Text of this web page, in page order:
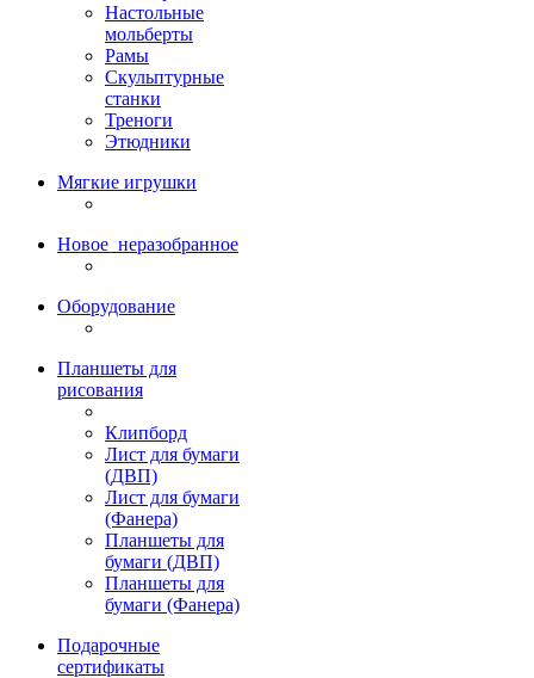
Настольные
мольберты
Рамы
Скульптурные
станки
Треноги
Этюдники
Мягкие игрушки
Новое_неразобранное
Оборудование
Планшеты для
рисования
Клипборд
Лист для бумаги
(ДВП)
Лист для бумаги
(Фанера)
Планшеты для
бумаги (ДВП)
Планшеты для
бумаги (Фанера)
Подарочные
сертификаты